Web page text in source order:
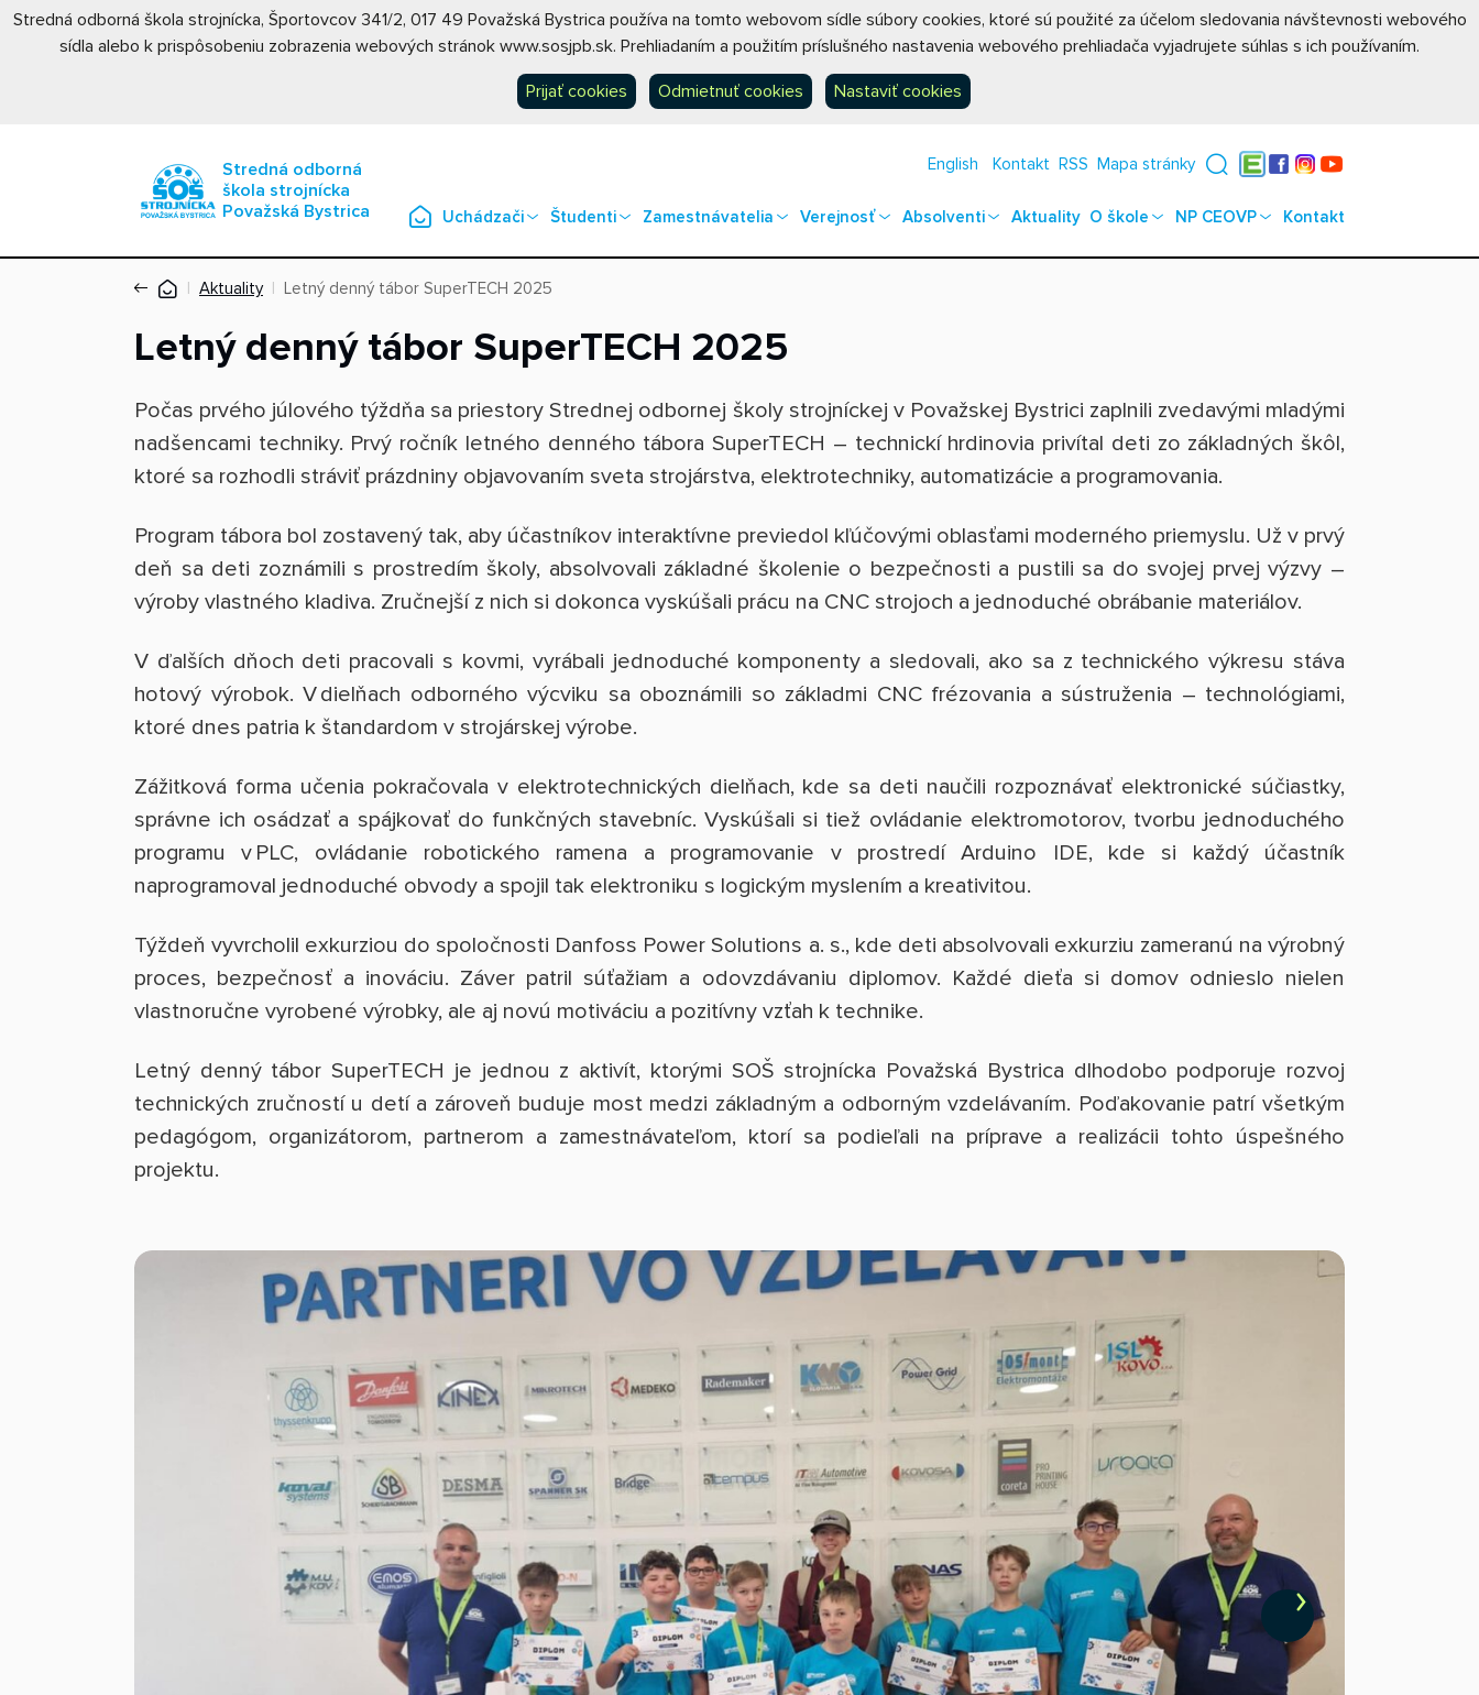
Stredná odborná škola strojnícka, Športovcov 341/2, 017 49 Považská Bystrica používa na tomto webovom sídle súbory cookies, ktoré sú použité za účelom sledovania návštevnosti webového
sídla alebo k prispôsobeniu zobrazenia webových stránok www.sosjpb.sk. Prehliadaním a použitím príslušného nastavenia webového prehliadača vyjadrujete súhlas s ich používaním.
Prijať cookies Odmietnuť cookies Nastaviť cookies
Stredná odborná
škola strojnícka
Považská Bystrica
English Kontakt RSS Mapa stránky
Edupage
Facebook
Instagram
YouTube
Uchádzači Študenti Zamestnávatelia Verejnosť Absolventi Aktuality O škole NP CEOVP Kontakt
Aktuality Letný denný tábor SuperTECH 2025
Letný denný tábor SuperTECH 2025
Počas prvého júlového týždňa sa priestory Strednej odbornej školy strojníckej v Považskej Bystrici zaplnili zvedavými mladými
nadšencami techniky. Prvý ročník letného denného tábora SuperTECH – technickí hrdinovia privítal deti zo základných škôl,
ktoré sa rozhodli stráviť prázdniny objavovaním sveta strojárstva, elektrotechniky, automatizácie a programovania.
Program tábora bol zostavený tak, aby účastníkov interaktívne previedol kľúčovými oblasťami moderného priemyslu. Už v prvý
deň sa deti zoznámili s prostredím školy, absolvovali základné školenie o bezpečnosti a pustili sa do svojej prvej výzvy –
výroby vlastného kladiva. Zručnejší z nich si dokonca vyskúšali prácu na CNC strojoch a jednoduché obrábanie materiálov.
V ďalších dňoch deti pracovali s kovmi, vyrábali jednoduché komponenty a sledovali, ako sa z technického výkresu stáva
hotový výrobok. V dielňach odborného výcviku sa oboznámili so základmi CNC frézovania a sústruženia – technológiami,
ktoré dnes patria k štandardom v strojárskej výrobe.
Zážitková forma učenia pokračovala v elektrotechnických dielňach, kde sa deti naučili rozpoznávať elektronické súčiastky,
správne ich osádzať a spájkovať do funkčných stavebníc. Vyskúšali si tiež ovládanie elektromotorov, tvorbu jednoduchého
programu v PLC, ovládanie robotického ramena a programovanie v prostredí Arduino IDE, kde si každý účastník
naprogramoval jednoduché obvody a spojil tak elektroniku s logickým myslením a kreativitou.
Týždeň vyvrcholil exkurziou do spoločnosti Danfoss Power Solutions a. s., kde deti absolvovali exkurziu zameranú na výrobný
proces, bezpečnosť a inováciu. Záver patril súťažiam a odovzdávaniu diplomov. Každé dieťa si domov odnieslo nielen
vlastnoručne vyrobené výrobky, ale aj novú motiváciu a pozitívny vzťah k technike.
Letný denný tábor SuperTECH je jednou z aktivít, ktorými SOŠ strojnícka Považská Bystrica dlhodobo podporuje rozvoj
technických zručností u detí a zároveň buduje most medzi základným a odborným vzdelávaním. Poďakovanie patrí všetkým
pedagógom, organizátorom, partnerom a zamestnávateľom, ktorí sa podieľali na príprave a realizácii tohto úspešného
projektu.